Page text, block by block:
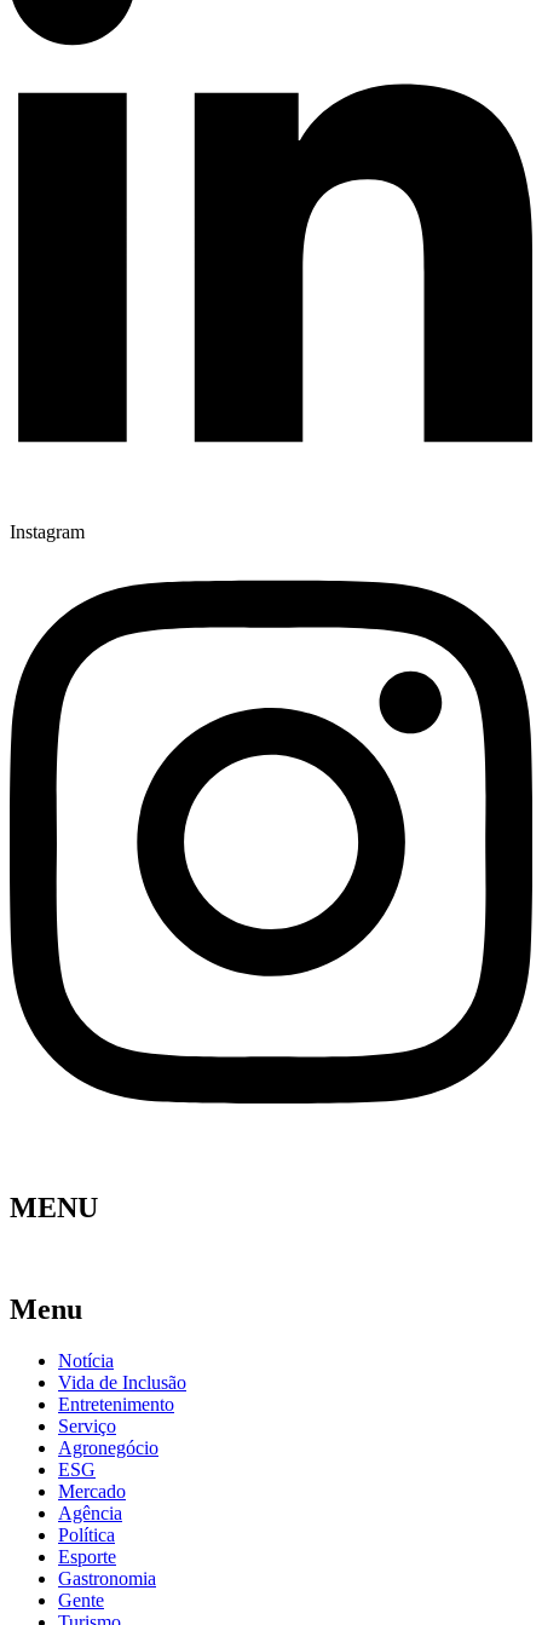
Instagram
MENU
Menu
Notícia
Vida de Inclusão
Entretenimento
Serviço
Agronegócio
ESG
Mercado
Agência
Política
Esporte
Gastronomia
Gente